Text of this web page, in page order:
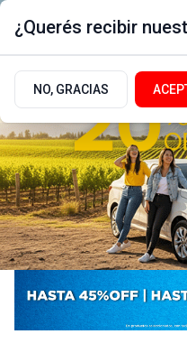
¿Querés recibir
NO, GRACIAS